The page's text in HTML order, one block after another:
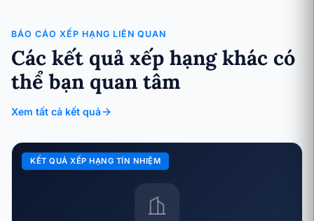
BÁO CÁO XẾP HẠNG LIÊN QUAN
Các kết quả xếp hạng khác có
thể bạn quan tâm
Xem tất cả kết quả
KẾT QUẢ XẾP HẠNG TÍN NHIỆM